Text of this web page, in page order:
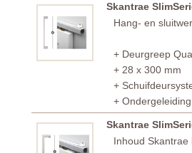
Skantrae
Hang- en
+ Deurgreep
+ 28 x 300 mm
+
+
Skantrae
Inhoud